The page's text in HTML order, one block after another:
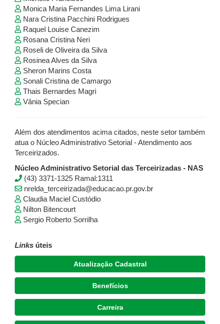
Monica Maria Fernandes Lima Lirani
Nara Cristina Pacchini Rodrigues
Raquel Louise Canezim
Rosana Cristina Neri
Roseli de Oliveira da Silva
Rosinea Alves da Silva
Sheron Marins Costa
Sonali Cristina de Camargo
Thais Bernardes Magri
Vânia Specian
Além dos atendimentos acima citados, neste setor também
atua o Núcleo Administrativo Setorial - Atendimento aos
Terceirizados.
Núcleo Administrativo Setorial das Terceirizadas - NAS
(43) 3371-1325 Ramal:1311
nrelda_terceirizada@educacao.pr.gov.br
Claudia Maciel Custódio
Nilton Bitencourt
Sergio Roberto Sorrilha
Links úteis
Atualização Cadastral
Benefícios
Carreira